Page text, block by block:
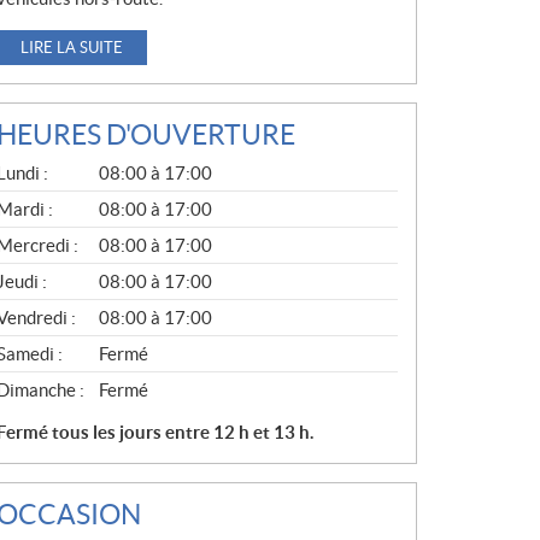
LIRE LA SUITE
HEURES D'OUVERTURE
Lundi :
08:00 à 17:00
Mardi :
08:00 à 17:00
Mercredi :
08:00 à 17:00
:
08:00 à 17:00
:
08:00 à 17:00
:
Fermé
Dimanche :
Fermé
Fermé tous les jours entre 12 h et 13 h.